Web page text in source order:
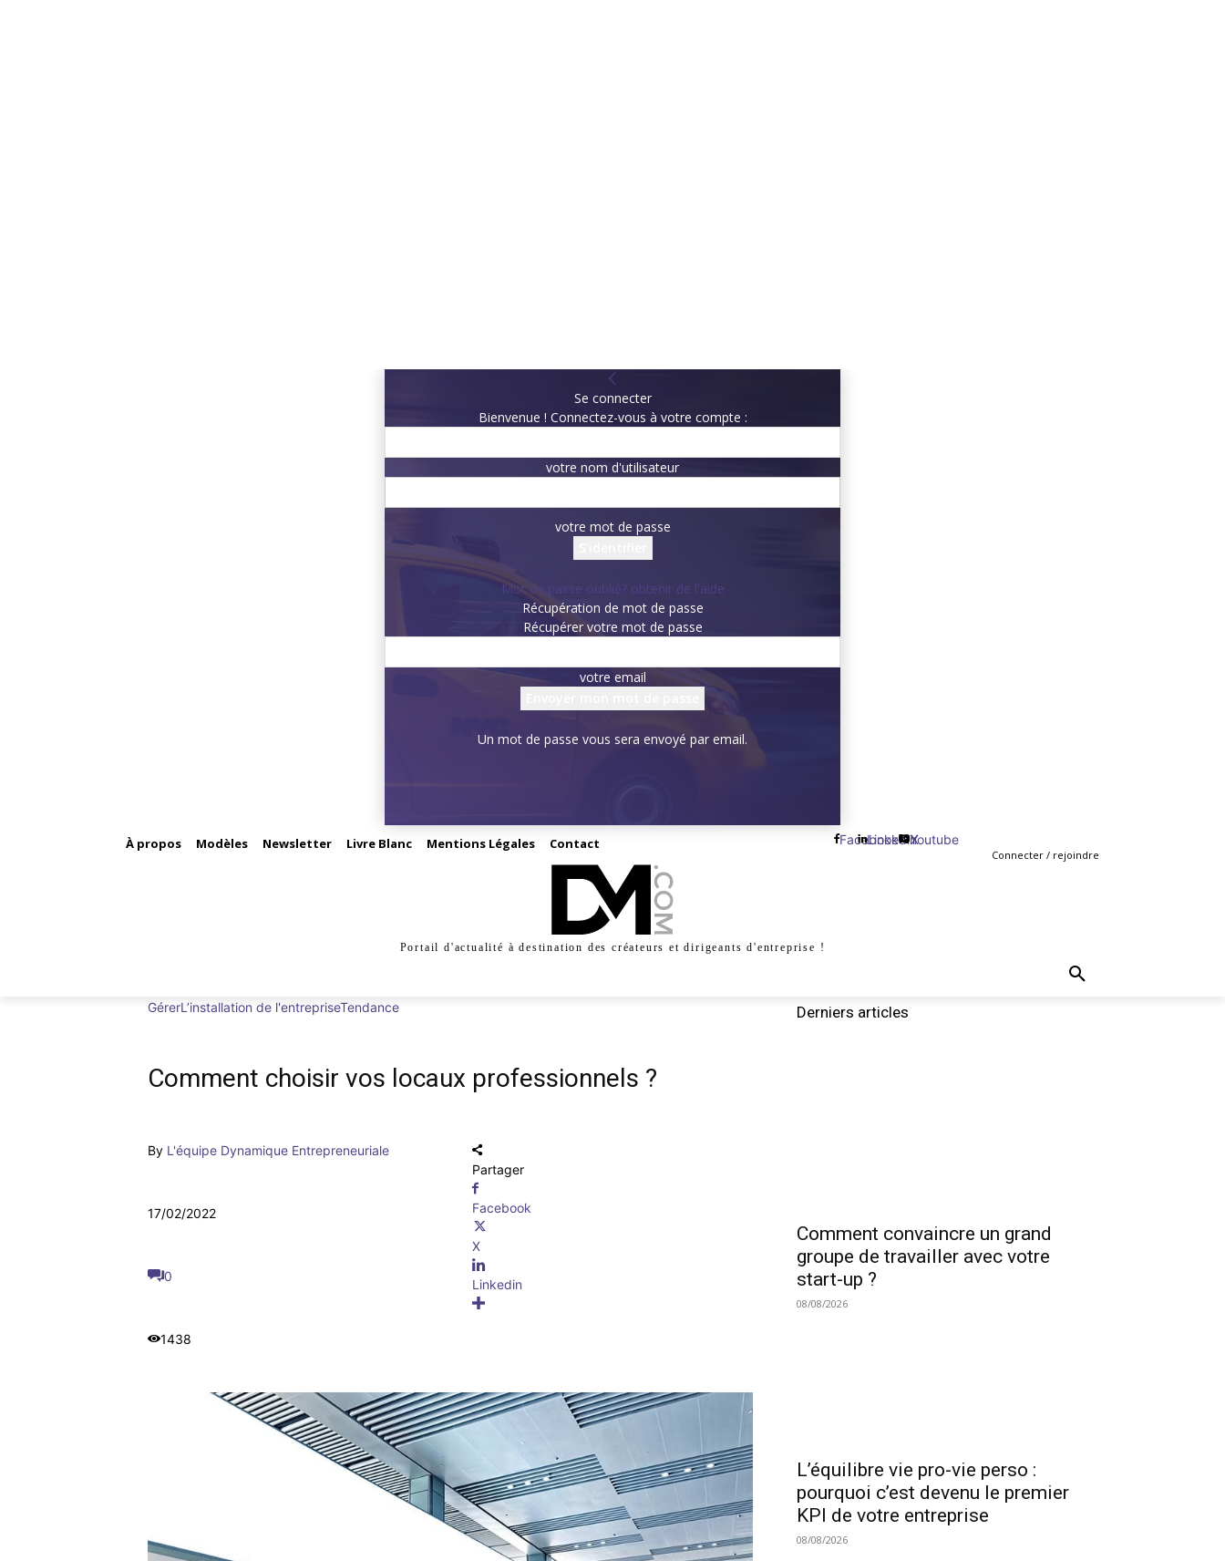
Se connecter
Bienvenue ! Connectez-vous à votre compte :
votre nom d'utilisateur
votre mot de passe
Mot de passe oublié? obtenir de l'aide
Récupération de mot de passe
Récupérer votre mot de passe
votre email
Un mot de passe vous sera envoyé par email.
À propos Modèles Newsletter Livre Blanc Mentions Légales Contact Facebook
Linkedin
X
Youtube
Connecter / rejoindre
Portail d'actualité à destination des créateurs et dirigeants d'entreprise !
GérerL’installation de l'entrepriseTendance
Comment choisir vos locaux professionnels ?
By L'équipe Dynamique Entrepreneuriale
17/02/2022
0
1438
Partager
Facebook
X
Linkedin
Derniers articles
Comment convaincre un grand
groupe de travailler avec votre
start-up ?
08/08/2026
L’équilibre vie pro-vie perso :
pourquoi c’est devenu le premier
KPI de votre entreprise
08/08/2026